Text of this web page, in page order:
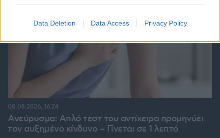
Data Deletion Data Access Privacy Policy
Ανεύρυσμα: Απλό τεστ του αντίχειρα προμηνύει
τον αυξημένο κίνδυνο – Γίνεται σε 1 λεπτό
08.08.2026, 16:24